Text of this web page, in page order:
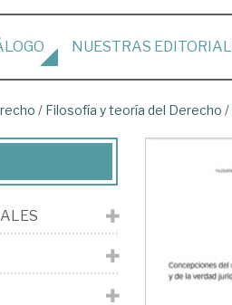
NUESTRAS
/ Filosofía y teoría del Derecho /